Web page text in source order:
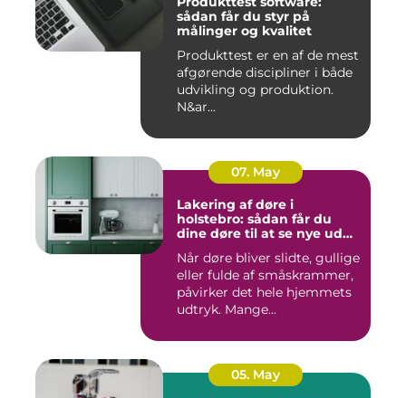
sådan får du styr på
målinger og kvalitet
Produkttest er en af de mest
afgørende discipliner i både
udvikling og produktion.
N&ar...
07. May
Lakering af døre i
holstebro: sådan får du
dine døre til at se nye ud
Når døre bliver slidte, gullige
eller fulde af småskrammer,
påvirker det hele hjemmets
udtryk. Mange...
05. May